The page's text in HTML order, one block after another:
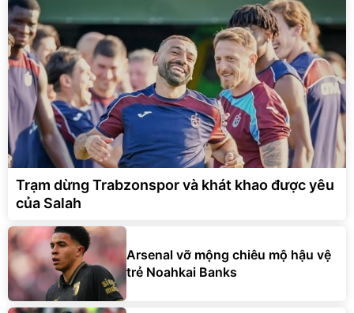
Trạm dừng Trabzonspor và khát khao được yêu
của Salah
Arsenal vỡ mộng chiêu mộ hậu vệ
trẻ Noahkai Banks